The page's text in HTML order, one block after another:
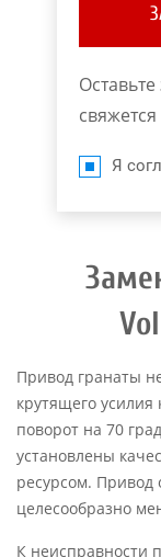
Я
Привод гранаты
крутящего
поворот на 70
установлены
ресурсом. Привод
целесообразно
К неисправности